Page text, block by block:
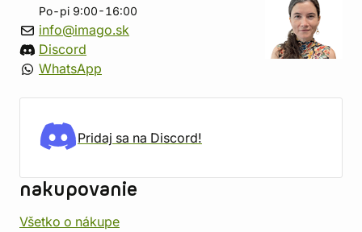
Po-pi 9:00-16:00
info@imago.sk
Discord
WhatsApp
Pridaj sa na Discord!
nakupovanie
Všetko o nákupe